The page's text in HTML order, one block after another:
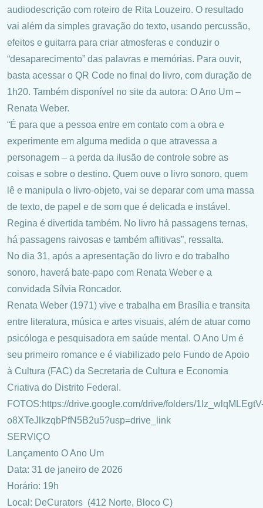
audiodescrição com roteiro de Rita Louzeiro. O resultado
vai além da simples gravação do texto, usando percussão,
efeitos e guitarra para criar atmosferas e conduzir o
“desaparecimento” das palavras e memórias. Para ouvir,
basta acessar o QR Code no final do livro, com duração de
1h20. Também disponível no site da autora: O Ano Um –
Renata Weber.
“É para que a pessoa entre em contato com a obra e
experimente em alguma medida o que atravessa a
personagem – a perda da ilusão de controle sobre as
coisas e sobre o destino. Quem ouve o livro sonoro, quem
lê e manipula o livro-objeto, vai se deparar com uma massa
de texto, de papel e de som que é delicada e instável.
Regina é divertida também. No livro há passagens ternas,
há passagens raivosas e também aflitivas”, ressalta.
No dia 31, após a apresentação do livro e do trabalho
sonoro, haverá bate-papo com Renata Weber e a
convidada Sílvia Roncador.
Renata Weber (1971) vive e trabalha em Brasília e transita
entre literatura, música e artes visuais, além de atuar como
psicóloga e pesquisadora em saúde mental. O Ano Um é
seu primeiro romance e é viabilizado pelo Fundo de Apoio
à Cultura (FAC) da Secretaria de Cultura e Economia
Criativa do Distrito Federal.
FOTOS:https://drive.google.com/drive/folders/
o8XTeJlkzqbPfN5B2u5?usp=drive_link
SERVIÇO
Lançamento O Ano Um
Data: 31 de janeiro de 2026
Horário: 19h
Local: DeCurators (412 Norte, Bloco C)